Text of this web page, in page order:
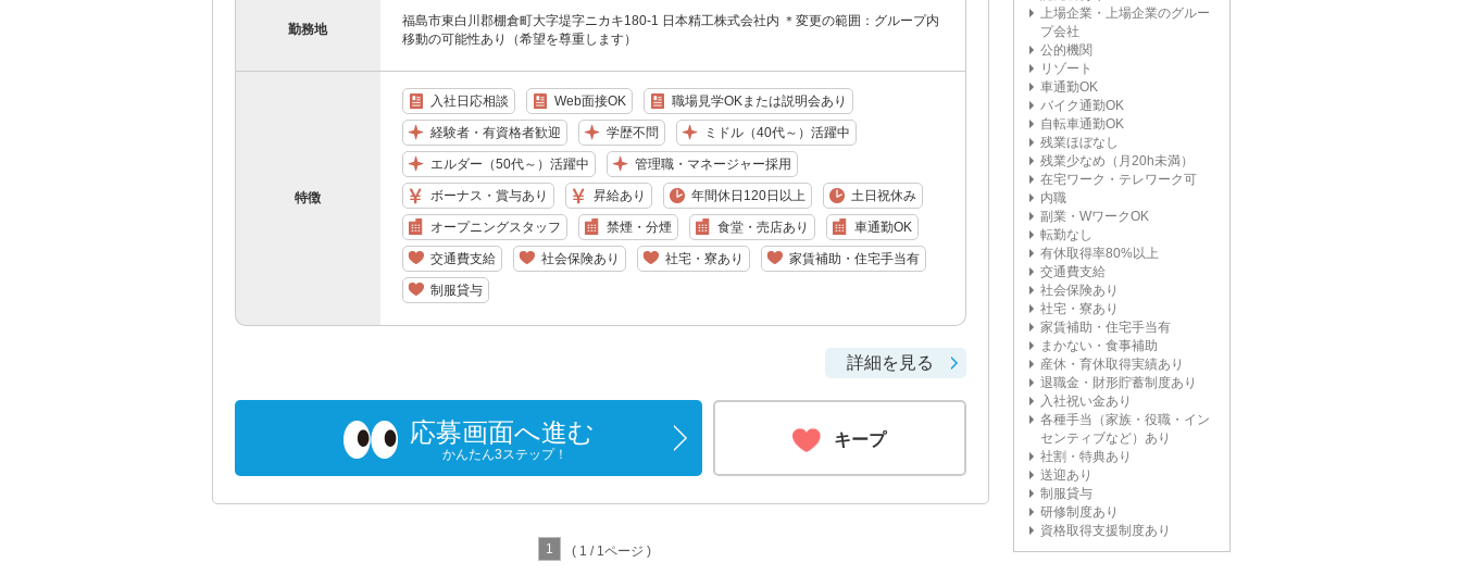
勤務地
福島市東白川郡棚倉町大字堤字ニカキ180-1 日本精工株式会社内 ＊変更の範囲：グループ内
移動の可能性あり（希望を尊重します）
特徴
入社日応相談 Web面接OK 職場見学OKまたは説明会あり
経験者・有資格者歓迎 学歴不問 ミドル（40代～）活躍中
エルダー（50代～）活躍中 管理職・マネージャー採用
ボーナス・賞与あり 昇給あり 年間休日120日以上 土日祝休み
オープニングスタッフ 禁煙・分煙 食堂・売店あり 車通勤OK
交通費支給 社会保険あり 社宅・寮あり 家賃補助・住宅手当有
制服貸与
詳細を見る
応募画面へ進む
かんたん3ステップ！
キープ
1 ( 1 / 1ページ )
上場企業・上場企業のグルー
プ会社
公的機関
リゾート
車通勤OK
バイク通勤OK
自転車通勤OK
残業ほぼなし
残業少なめ（月20h未満）
在宅ワーク・テレワーク可
内職
副業・WワークOK
転勤なし
有休取得率80%以上
交通費支給
社会保険あり
社宅・寮あり
家賃補助・住宅手当有
まかない・食事補助
産休・育休取得実績あり
退職金・財形貯蓄制度あり
入社祝い金あり
各種手当（家族・役職・イン
センティブなど）あり
社割・特典あり
送迎あり
制服貸与
研修制度あり
資格取得支援制度あり